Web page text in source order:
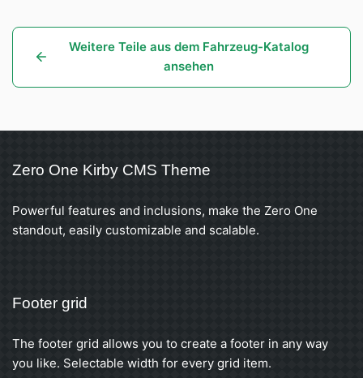
Weitere Teile aus dem Fahrzeug-Katalog
ansehen
Zero One Kirby CMS Theme
Powerful features and inclusions, make the Zero One
standout, easily customizable and scalable.
Footer grid
The footer grid allows you to create a footer in any way
you like. Selectable width for every grid item.